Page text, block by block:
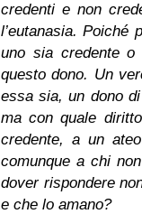
credenti e non
l’eutanasia. Poiché
uno sia credente o
questo dono. Un
essa sia, un dono
ma con quale
credente, a un
comunque a chi
dover rispondere
e che lo amano?